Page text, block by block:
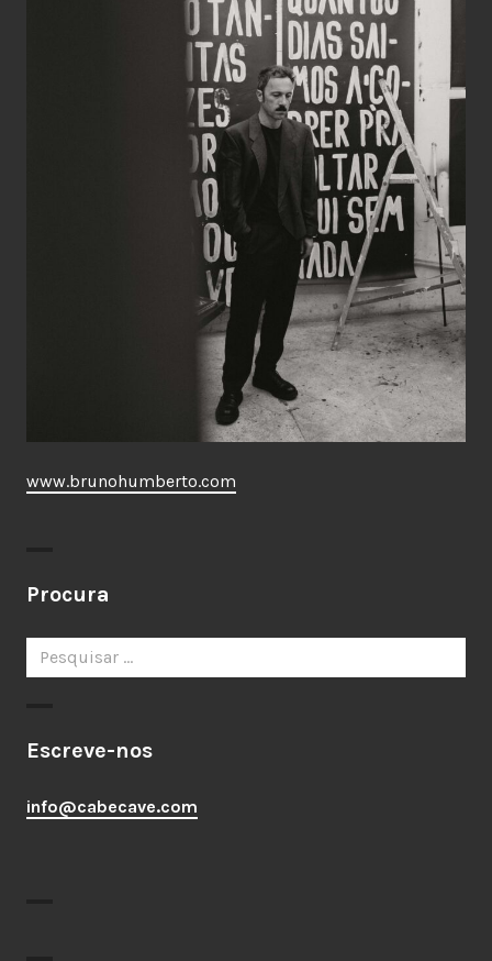
www.brunohumberto.com
Procura
Pesquisar
por:
Escreve-nos
info@cabecave.com